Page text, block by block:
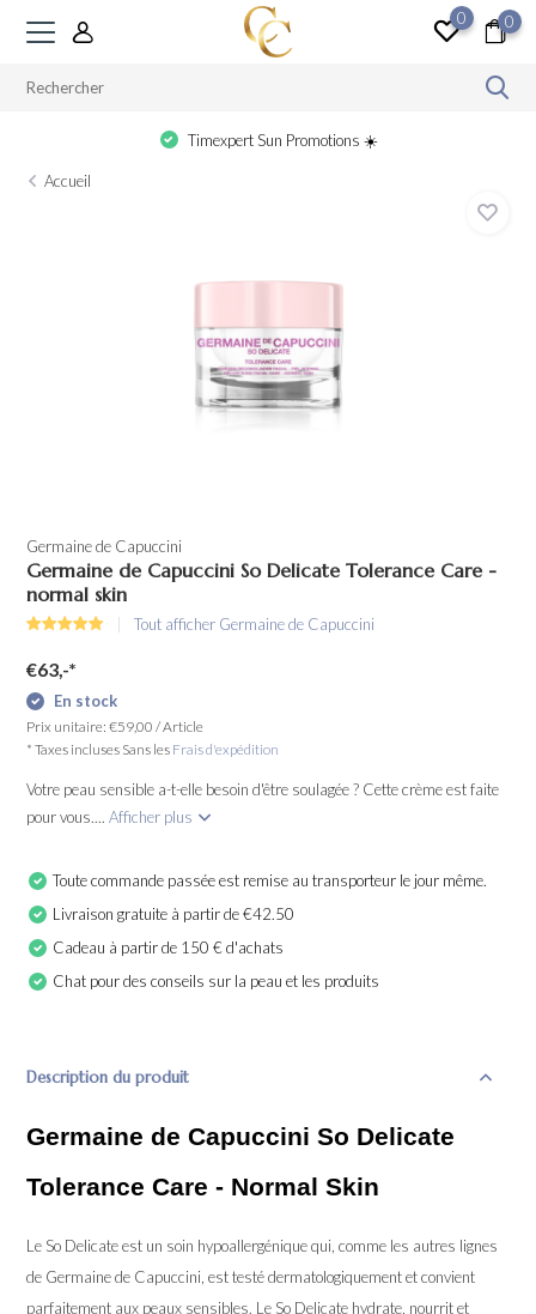
0 0
Timexpert Sun Promotions ☀️
Accueil
Germaine de Capuccini
Germaine de Capuccini So Delicate Tolerance Care -
normal skin
Tout afficher Germaine de Capuccini
€63,-*
En stock
Prix unitaire:€59,00 /Article
* Taxes incluses Sans les Frais d'expédition
Votre peau sensible a-t-elle besoin d'être soulagée ? Cette crème est faite
pour vous....Afficher plus
Toute commande passée est remise au transporteur le jour même.
Livraison gratuite à partir de €42.50
Cadeau à partir de 150 € d'achats
Chat pour des conseils sur la peau et les produits
Description du produit
Germaine de Capuccini So Delicate
Tolerance Care - Normal Skin
Le So Delicate est un soin hypoallergénique qui, comme les autres lignes
de Germaine de Capuccini, est testé dermatologiquement et convient
parfaitement aux peaux sensibles. Le So Delicate hydrate, nourrit et